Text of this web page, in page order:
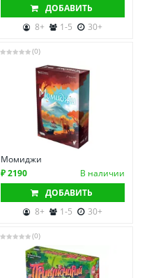
ДОБАВИТЬ
8+
1-5 30+
(0)
Момиджи
₽ 2190
В наличии
ДОБАВИТЬ
8+
1-5 30+
(0)